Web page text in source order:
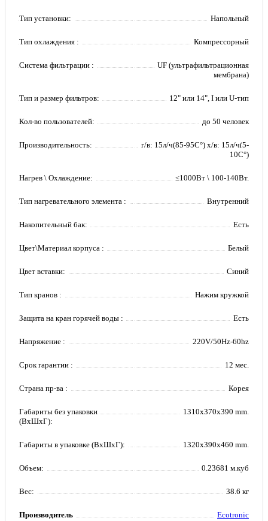
Тип установки: Напольный
Тип охлаждения : Компрессорный
Система фильтрации :
UF (ультрафильтрационная
мембрана)
Тип и размер фильтров: 12" или 14", I или U-тип
Кол-во пользователей: до 50 человек
Производительность:
г/в: 15л/ч(85-95C°) х/в: 15л/ч(5-
10C°)
Нагрев \ Охлаждение: ≤1000Вт \ 100-140Вт.
Тип нагревательного элемента : Внутренний
Накопительный бак: Есть
Цвет\Материал корпуса : Белый
Цвет вставки: Синий
Тип кранов : Нажим кружкой
Защита на кран горячей воды : Есть
Напряжение : 220V/50Hz-60hz
Срок гарантии : 12 мес.
Страна пр-ва : Корея
Габариты без упаковки
(ВxШxГ):
1310x370x390 mm.
Габариты в упаковке (ВxШxГ): 1320x390x460 mm.
Объем: 0.23681 м.куб
Вес: 38.6 кг
Производитель Ecotronic